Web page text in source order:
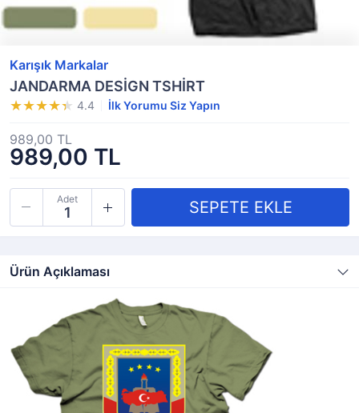
Karışık Markalar
JANDARMA DESİGN TSHİRT
4.4 İlk Yorumu Siz Yapın
989,00 TL
989,00 TL
Adet
Ürün Açıklaması